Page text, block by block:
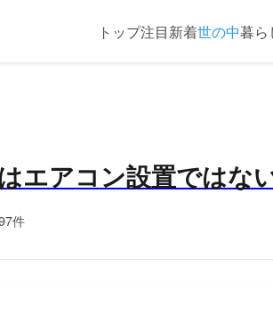
トップ注目新着世の中暮ら
エアコン設置ではな
件